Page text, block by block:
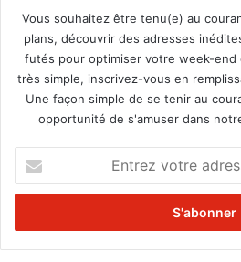
Vous souhaitez être tenu(e) au
plans, découvrir des adresses
futés pour optimiser votre week-end
très simple, inscrivez-vous en
Une façon simple de se tenir au
opportunité de s'amuser dans
t
e
z